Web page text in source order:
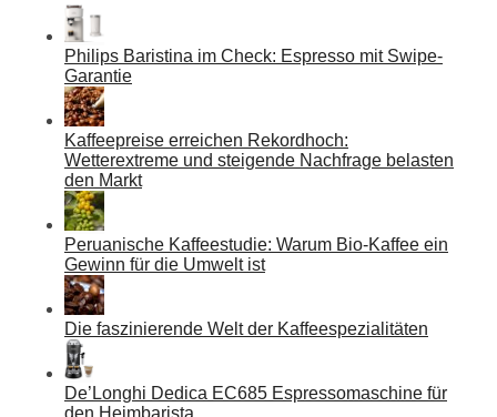
Philips Baristina im Check: Espresso mit Swipe-
Garantie
Kaffeepreise erreichen Rekordhoch:
Wetterextreme und steigende Nachfrage belasten
den Markt
Peruanische Kaffeestudie: Warum Bio-Kaffee ein
Gewinn für die Umwelt ist
Die faszinierende Welt der Kaffeespezialitäten
De’Longhi Dedica EC685 Espressomaschine für
den Heimbarista